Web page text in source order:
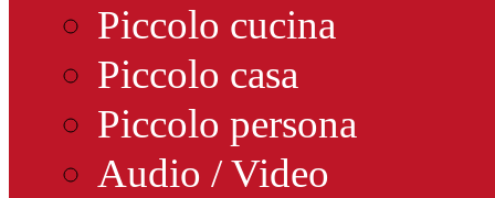
Piccolo cucina
Piccolo casa
Piccolo persona
Audio / Video